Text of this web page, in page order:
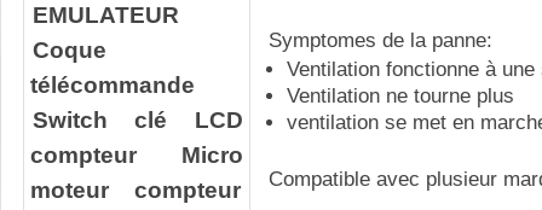
EMULATEUR
Coque
télécommande
Switch clé
LCD
compteur
Micro
moteur compteur
Symptomes de la panne:
Ventilation fonctionne à
Ventilation ne tourne plus
ventilation se met en
Compatible avec plusieur